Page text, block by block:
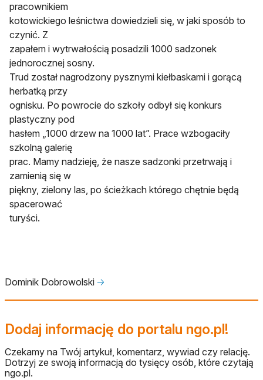
pracownikiem
kotowickiego leśnictwa dowiedzieli się, w jaki sposób to
czynić. Z
zapałem i wytrwałością posadzili 1000 sadzonek
jednorocznej sosny.
Trud został nagrodzony pysznymi kiełbaskami i gorącą
herbatką przy
ognisku. Po powrocie do szkoły odbył się konkurs
plastyczny pod
hasłem „1000 drzew na 1000 lat”. Prace wzbogaciły
szkolną galerię
prac. Mamy nadzieję, że nasze sadzonki przetrwają i
zamienią się w
piękny, zielony las, po ścieżkach którego chętnie będą
spacerować
turyści.
Dominik Dobrowolski 🡢
Dodaj informację do portalu ngo.pl!
Czekamy na Twój artykuł, komentarz, wywiad czy relację.
Dotrzyj ze swoją informacją do tysięcy osób, które czytają
ngo.pl.